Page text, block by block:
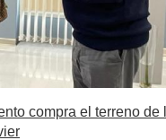
compra el terreno de